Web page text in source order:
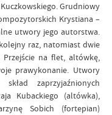
Grudniowy
Krystiana –
utwory jego autorstwa.
raz, natomiast dwie
na flet, altówkę,
prawykonanie. Utwory
zaprzyjaźnionych
Kubackiego (altówka),
Sobich (fortepian)